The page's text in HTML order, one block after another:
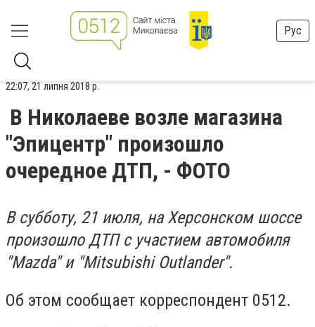
Рус
22:07, 21 липня 2018 р.
В Николаеве возле магазина
"Эпицентр" произошло
очередное ДТП, - ФОТО
В субботу, 21 июля, на Херсонском шоссе
произошло ДТП с участием автомобиля
"Mazda" и "Mitsubishi Outlander".
Об этом сообщает корреспондент 0512.